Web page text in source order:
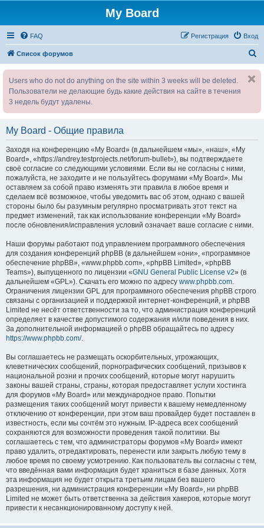
My Board
FAQ Вход
Регистрация
Список форумов
Users who do not do anything on the site within 3 weeks will be deleted.
Пользователи не делающие будь какие действия на сайте в течения
3 недель будут удалены.
My Board - Общие правила
Заходя на конференцию «My Board» (в дальнейшем «мы», «наш», «My
Board», «https://andrey.testprojects.net/forum-bullet»), вы подтверждаете
своё согласие со следующими условиями. Если вы не согласны с ними,
пожалуйста, не заходите и не пользуйтесь форумами «My Board». Мы
оставляем за собой право изменять эти правила в любое время и
сделаем всё возможное, чтобы уведомить вас об этом, однако с вашей
стороны было бы разумным регулярно просматривать этот текст на
предмет изменений, так как использование конференции «My Board»
после обновления/исправления условий означает ваше согласие с ними.
Наши форумы работают под управлением программного обеспечения
для создания конференций phpBB (в дальнейшем «они», «программное
обеспечение phpBB», «www.phpbb.com», «phpBB Limited», «phpBB
Teams»), выпущенного по лицензии «GNU General Public License v2» (в
дальнейшем «GPL»). Скачать его можно по адресу www.phpbb.com.
Ограничения лицензии GPL для программного обеспечения phpBB строго
связаны с организацией и поддержкой интернет-конференций, и phpBB
Limited не несёт ответственности за то, что администрация конференций
определяет в качестве допустимого содержания и/или поведения в них.
За дополнительной информацией о phpBB обращайтесь по адресу
https://www.phpbb.com/.
Вы соглашаетесь не размещать оскорбительных, угрожающих,
клеветнических сообщений, порнографических сообщений, призывов к
национальной розни и прочих сообщений, которые могут нарушить
законы вашей страны, страны, которая предоставляет услуги хостинга
для форумов «My Board» или международное право. Попытки
размещения таких сообщений могут привести к вашему немедленному
отключению от конференции, при этом ваш провайдер будет поставлен в
известность, если мы сочтём это нужным. IP-адреса всех сообщений
сохраняются для возможности проведения такой политики. Вы
соглашаетесь с тем, что администраторы форумов «My Board» имеют
право удалить, отредактировать, перенести или закрыть любую тему в
любое время по своему усмотрению. Как пользователь вы согласны с тем,
что введённая вами информация будет храниться в базе данных. Хотя
эта информация не будет открыта третьим лицам без вашего
разрешения, ни администрация конференции «My Board», ни phpBB
Limited не может быть ответственна за действия хакеров, которые могут
привести к несанкционированному доступу к ней.